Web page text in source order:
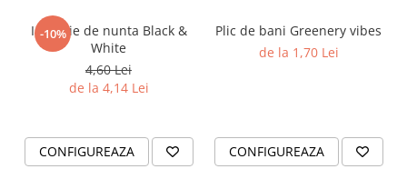
-10%
Invitatie de nunta Black &
White
4,60 Lei
de la 4,14 Lei
CONFIGUREAZA
Plic de bani Greenery vibes
de la 1,70 Lei
CONFIGUREAZA